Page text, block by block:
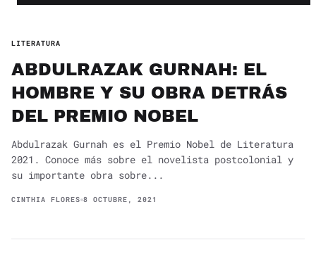
LITERATURA
ABDULRAZAK GURNAH: EL
HOMBRE Y SU OBRA DETRÁS
DEL PREMIO NOBEL
Abdulrazak Gurnah es el Premio Nobel de Literatura
2021. Conoce más sobre el novelista postcolonial y
su importante obra sobre...
CINTHIA FLORES 8 OCTUBRE, 2021